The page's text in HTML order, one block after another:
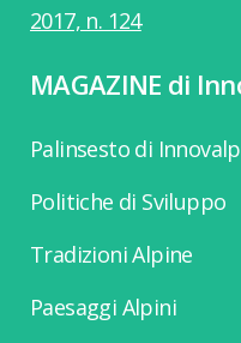
2017, n. 124
MAGAZINE di
Palinsesto di
Politiche di Sviluppo
Tradizioni Alpine
Paesaggi Alpini